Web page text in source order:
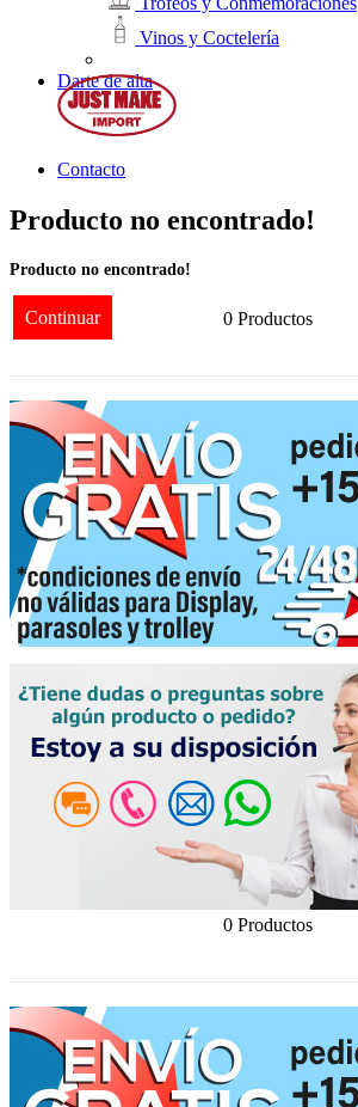
Vinos y Coctelería
Darte de alta
Contacto
Producto no encontrado!
Producto no encontrado!
Continuar 0 Productos
0 Productos